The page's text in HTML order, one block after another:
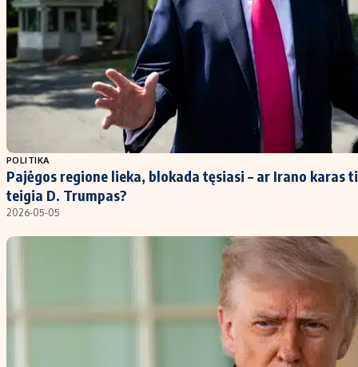
POLITIKA
Pajėgos regione lieka, blokada tęsiasi – ar Irano karas
teigia D. Trumpas?
2026-05-05